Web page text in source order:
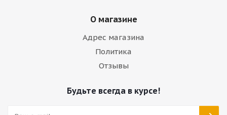
О магазине
Адрес магазина
Политика
Отзывы
Будьте всегда в курсе!